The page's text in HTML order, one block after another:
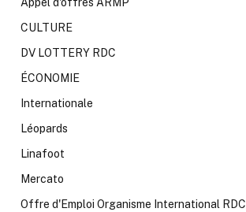
Appel d'offres ARMP
CULTURE
DV LOTTERY RDC
ÉCONOMIE
Internationale
Léopards
Linafoot
Mercato
Offre d'Emploi Organisme International RDC